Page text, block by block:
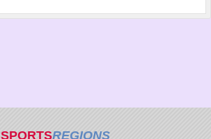
SPORTSREGIONS